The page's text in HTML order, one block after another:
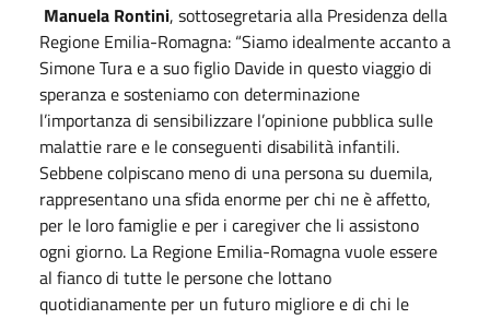
Manuela Rontini, sottosegretaria alla Presidenza della
Regione Emilia-Romagna: “Siamo idealmente accanto a
Simone Tura e a suo figlio Davide in questo viaggio di
speranza e sosteniamo con determinazione
l’importanza di sensibilizzare l’opinione pubblica sulle
malattie rare e le conseguenti disabilità infantili.
Sebbene colpiscano meno di una persona su duemila,
rappresentano una sfida enorme per chi ne è affetto,
per le loro famiglie e per i caregiver che li assistono
ogni giorno. La Regione Emilia-Romagna vuole essere
al fianco di tutte le persone che lottano
quotidianamente per un futuro migliore e di chi le